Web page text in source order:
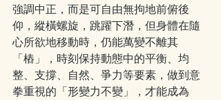
強調中正，而是可自由無拘地前俯後
仰，縱橫螺旋，跳躍下潛，但身體在隨
心所欲地移動時，仍能萬變不離其
「樁」，時刻保持動態中的平衡、均
整、支撐、自然、爭力等要素，做到意
拳重視的「形變力不變」，才能成為